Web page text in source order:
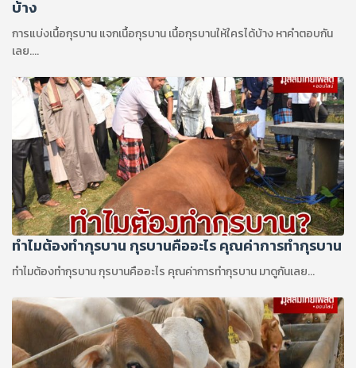
บ้าง
การแบ่งเนื้อกุรบาน แจกเนื้อกุรบาน เนื้อกุรบานให้ใครได้บ้าง หาคำตอบกัน
เลย....
ทำไมต้องทำกุรบาน กุรบานคืออะไร คุณค่าการทำกุรบาน
ทำไมต้องทำกุรบาน กุรบานคืออะไร คุณค่าการทำกุรบาน มาดูกันเลย...